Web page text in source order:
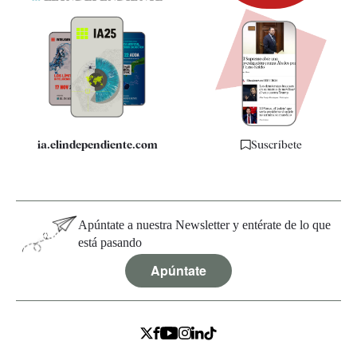
Quiénes somos
Especificaciones
ia.elindependiente.com Suscríbete
Apúntate a nuestra Newsletter y entérate de lo que
está pasando
Apúntate